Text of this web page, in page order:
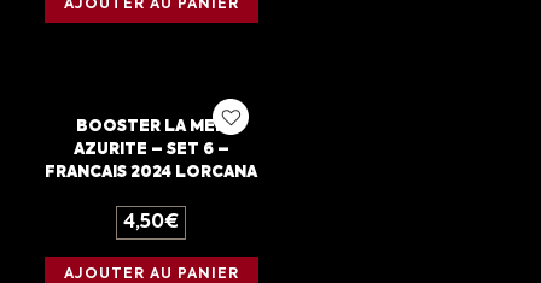
AJOUTER AU PANIER
BOOSTER LA MER
AZURITE – SET 6 –
FRANCAIS 2024 LORCANA
4,50€
AJOUTER AU PANIER